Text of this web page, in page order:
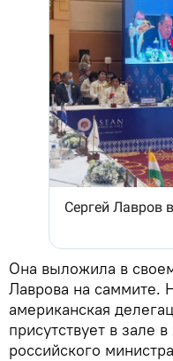
Она выложила в
Лаврова на саммите.
американская
присутствует в зале
российского